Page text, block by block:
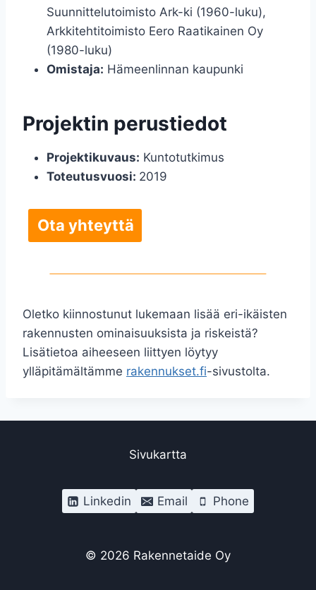
Suunnittelutoimisto Ark-ki (1960-luku),
Arkkitehtitoimisto Eero Raatikainen Oy
(1980-luku)
Omistaja: Hämeenlinnan kaupunki
Projektin perustiedot
Projektikuvaus: Kuntotutkimus
Toteutusvuosi: 2019
Ota yhteyttä
Oletko kiinnostunut lukemaan lisää eri-ikäisten
rakennusten ominaisuuksista ja riskeistä?
Lisätietoa aiheeseen liittyen löytyy
ylläpitämältämme rakennukset.fi-sivustolta.
Sivukartta
Linkedin Email Phone
© 2026 Rakennetaide Oy